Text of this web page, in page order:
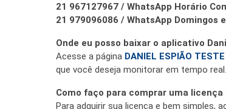
21 967127967 / WhatsApp Horário
21 979096086 / WhatsApp Domingos
Onde eu posso baixar o aplicativo
Acesse a página DANIEL ESPIÃO
que você deseja monitorar em tempo real.
Como faço para comprar uma licença
Para adquirir sua licença e bem simples,